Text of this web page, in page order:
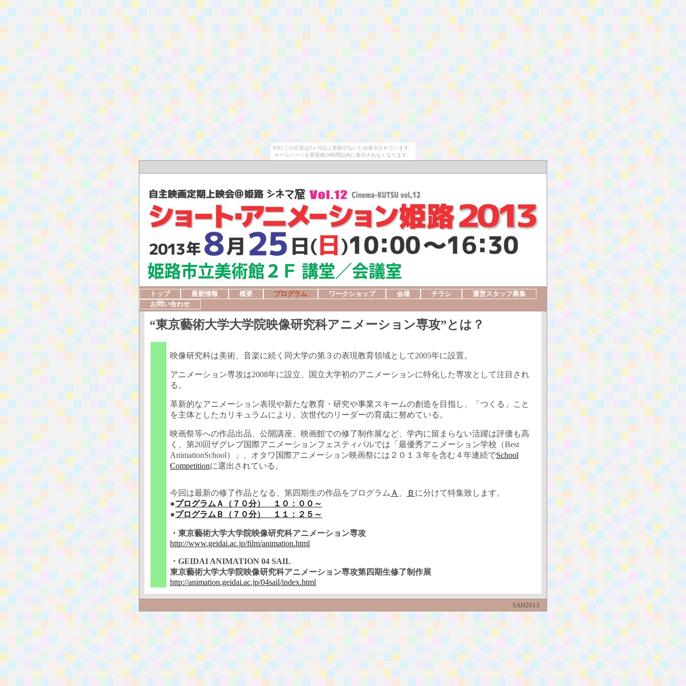
[PR] この広告は3ヶ月以上更新がないため表示されています。
ホームページを更新後24時間以内に表示されなくなります。
トップ 最新情報 概要 プログラム ワークショップ 会場 チラシ
運営スタッフ募集
お問い合わせ
“東京藝術大学大学院映像研究科アニメーション専攻”とは？
映像研究科は美術、音楽に続く同大学の第３の表現教育領域として2005年に設置。
アニメーション専攻は2008年に設立、国立大学初のアニメーションに特化した専攻として注目され
る。
革新的なアニメーション表現や新たな教育・研究や事業スキームの創造を目指し、「つくる」こと
を主体としたカリキュラムにより、次世代のリーダーの育成に努めている。
映画祭等への作品出品、公開講座、映画館での修了制作展など、学内に留まらない活躍は評価も高
く、第20回ザグレブ国際アニメーションフェスティバルでは「最優秀アニメーション学校（Best
AnimationSchool）」、オタワ国際アニメーション映画祭には２０１３年を含む４年連続でSchool
Competitionに選出されている。
今回は最新の修了作品となる、第四期生の作品をプログラム Ａ Ｂ に分けて特集致します。
●プログラムＡ（７０分） １０：００～
●プログラムＢ（７０分） １１：２５～
・東京藝術大学大学院映像研究科アニメーション専攻
http://www.geidai.ac.jp/film/animation.html
・GEIDAI ANIMATION 04 SAIL
東京藝術大学大学院映像研究科アニメーション専攻第四期生修了制作展
http://animation.geidai.ac.jp/04sail/index.html
SAH2013